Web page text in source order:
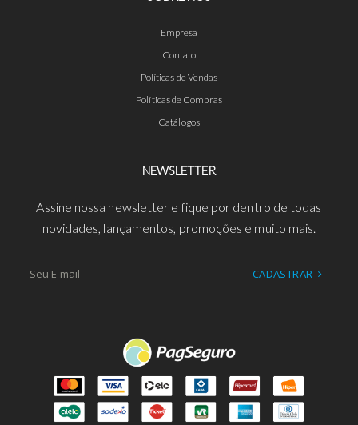
Empresa
Contato
Políticas de Vendas
Políticas de Compras
Catálogos
NEWSLETTER
Assine nossa newsletter e fique por dentro de todas
novidades, lançamentos, promoções e muito mais.
CADASTRAR